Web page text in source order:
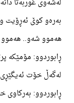
لەشەوی غوربەتا
بەرەو کوێ ئەڕۆیت
هەموو شەو..
ڕابوردوو: مۆمێکە
لەگەڵ خۆت
ڕابوردوو: بەرکاوی